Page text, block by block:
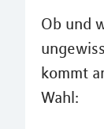
Ob und
kommt
Wahl: